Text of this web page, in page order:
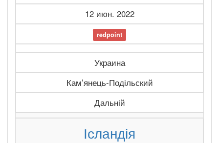
12 июн. 2022
redpoint
Украина
Камʼянець-Подільский
Дальній
Ісландія